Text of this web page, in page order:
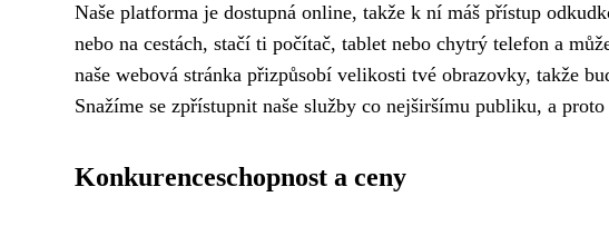
Naše platforma je dostupná online, takže k ní máš přístup
nebo na cestách, stačí ti počítač, tablet nebo chytrý telefon a
naše webová stránka přizpůsobí velikosti tvé obrazovky, takže
Snažíme se zpřístupnit naše služby co nejširšímu publiku, a
Konkurenceschopnost a ceny